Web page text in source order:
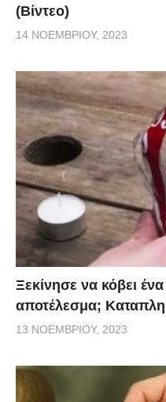
(Βίντεο)
14 ΝΟΕΜΒΡΊΟΥ, 2023
Ξεκίνησε να κόβει
αποτέλεσμα;
13 ΝΟΕΜΒΡΊΟΥ, 2023